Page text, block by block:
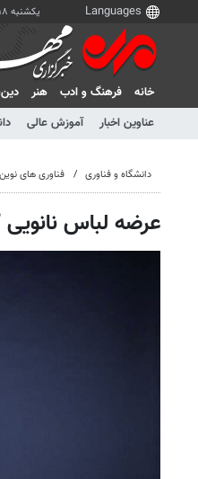
یکشنبه ۱۸ مرداد ۱۴۰۵
خانه فرهنگ و ادب هنر
عناوین اخبار
آموزش عالی
دانشگاه و فناوری فناوری های نوین
عرضه لباس نانویی